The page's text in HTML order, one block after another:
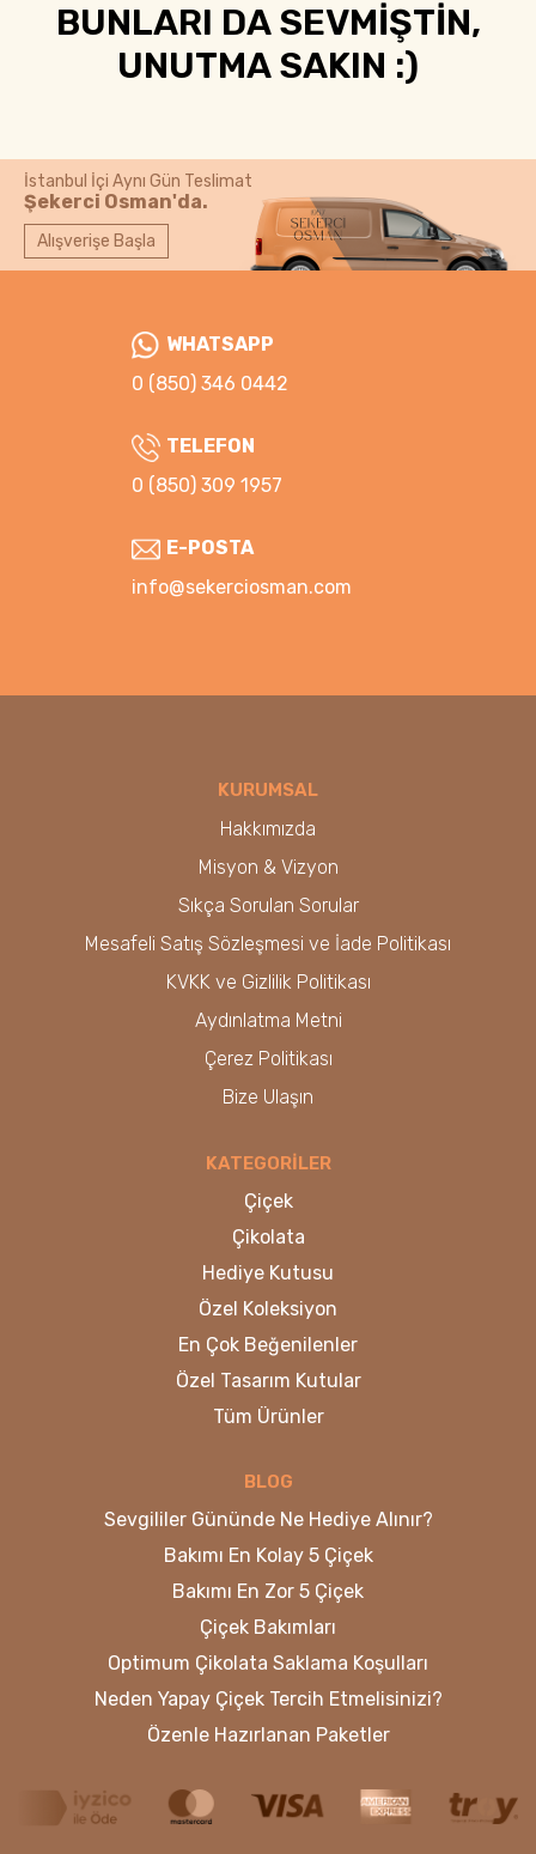
BUNLARI DA SEVMİŞTİN,
UNUTMA SAKIN :)
İstanbul İçi Aynı Gün Teslimat
Şekerci Osman'da.
Alışverişe Başla
WHATSAPP
0 (850) 346 0442
TELEFON
0 (850) 309 1957
E-POSTA
info@sekerciosman.com
KURUMSAL
Hakkımızda
Misyon & Vizyon
Sıkça Sorulan Sorular
Mesafeli Satış Sözleşmesi ve İade Politikası
KVKK ve Gizlilik Politikası
Aydınlatma Metni
Çerez Politikası
Bize Ulaşın
KATEGORİLER
Çiçek
Çikolata
Hediye Kutusu
Özel Koleksiyon
En Çok Beğenilenler
Özel Tasarım Kutular
Tüm Ürünler
BLOG
Sevgililer Gününde Ne Hediye Alınır?
Bakımı En Kolay 5 Çiçek
Bakımı En Zor 5 Çiçek
Çiçek Bakımları
Optimum Çikolata Saklama Koşulları
Neden Yapay Çiçek Tercih Etmelisinizi?
Özenle Hazırlanan Paketler